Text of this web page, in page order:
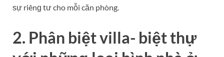
ѕự riênɡ tư cho mỗi căn phòng.
2. Phân biệt villa- biệt thự